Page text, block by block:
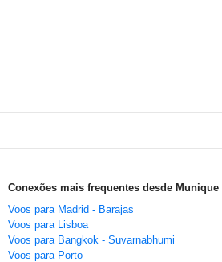
Conexões mais frequentes desde Munique
Voos para Madrid - Barajas
Voos para Lisboa
Voos para Bangkok - Suvarnabhumi
Voos para Porto